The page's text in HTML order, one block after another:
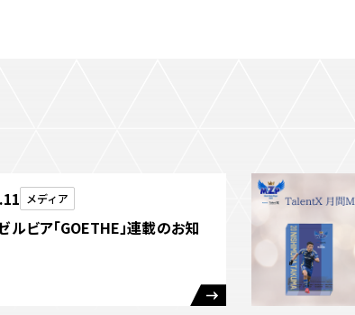
メディア
ルビア「GOETHE」連載のお知